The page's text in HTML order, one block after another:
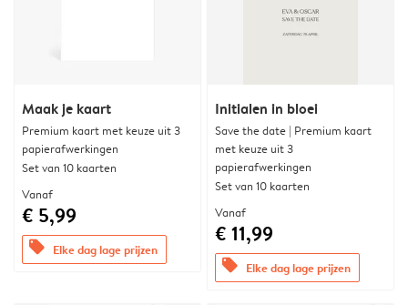
Maak je kaart
Premium kaart met keuze uit 3
papierafwerkingen
Set van 10 kaarten
Vanaf
€ 5,99
offers Elke dag lage prijzen
Initialen in bloei
Save the date | Premium kaart
met keuze uit 3
papierafwerkingen
Set van 10 kaarten
Vanaf
€ 11,99
offers Elke dag lage prijzen